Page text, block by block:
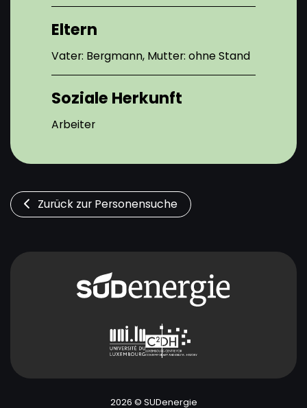
Eltern
Vater: Bergmann, Mutter: ohne Stand
Soziale Herkunft
Arbeiter
Zurück zur Personensuche
2026 © SUDenergie